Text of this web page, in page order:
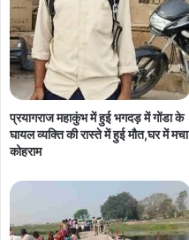
प्रयागराज महाकुंभ में हुई भगदड़ में गोंडा के
घायल व्यक्ति की रास्ते में हुई मौत,घर में मचा
कोहराम